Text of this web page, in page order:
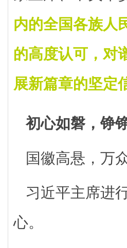
内的全国各族人
的高度认可，对
展新篇章的坚定
初心如磐，铮
国徽高悬，
习近平主席进
心。